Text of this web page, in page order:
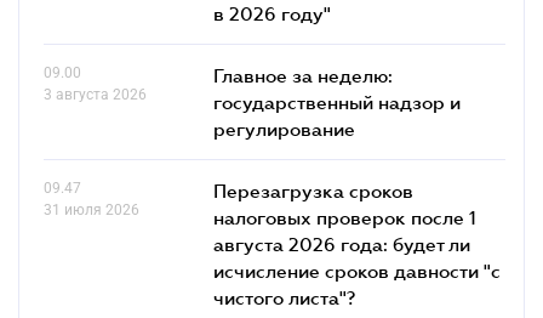
в 2026 году"
09.00
3 августа 2026
Главное за неделю:
государственный надзор и
регулирование
09.47
31 июля 2026
Перезагрузка сроков
налоговых проверок после 1
августа 2026 года: будет ли
исчисление сроков давности "с
чистого листа"?